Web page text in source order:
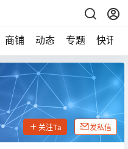
商铺 动态 专题 快讯
关注Ta 发私信